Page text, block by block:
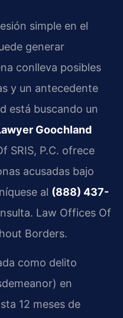
simple en el
generar
conlleva posibles
y un antecedente
está buscando un
Goochland
SRIS, P.C. ofrece
acusadas bajo
al (888) 437-
Law Offices Of
Borders.
como delito
en
12 meses de